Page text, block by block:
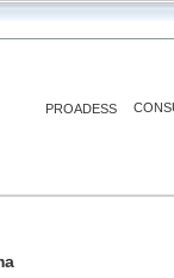
PROADESS